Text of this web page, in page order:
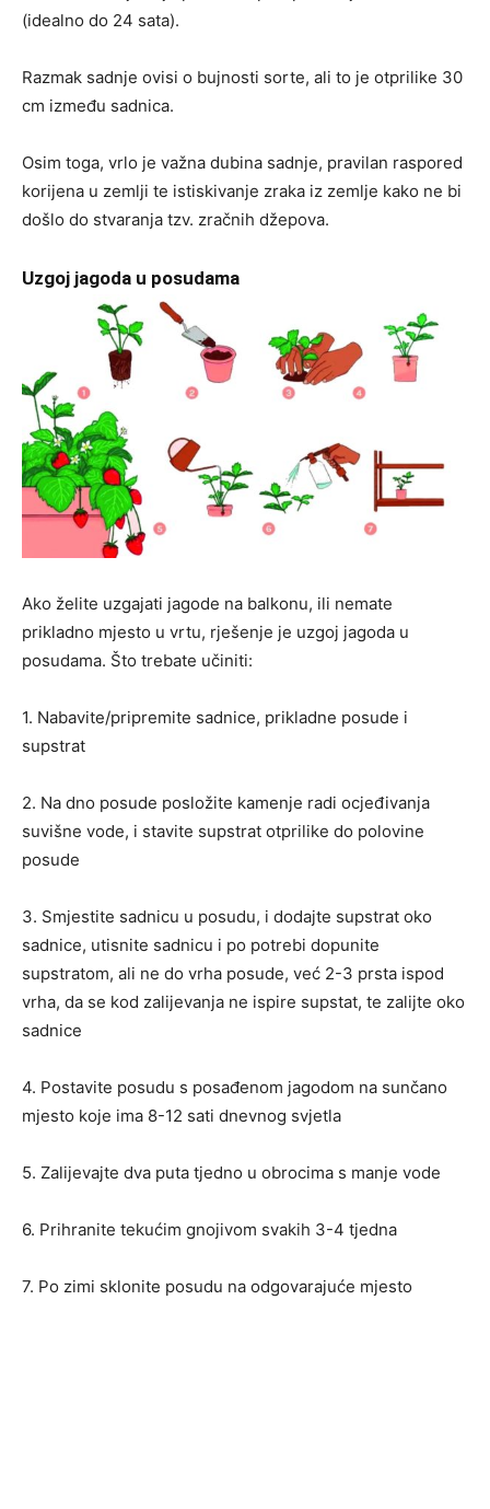
(idealno do 24 sata).
Razmak sadnje ovisi o bujnosti sorte, ali to je otprilike 30
cm između sadnica.
Osim toga, vrlo je važna dubina sadnje, pravilan raspored
korijena u zemlji te istiskivanje zraka iz zemlje kako ne bi
došlo do stvaranja tzv. zračnih džepova.
Uzgoj jagoda u posudama
Ako želite uzgajati jagode na balkonu, ili nemate
prikladno mjesto u vrtu, rješenje je uzgoj jagoda u
posudama. Što trebate učiniti:
1. Nabavite/pripremite sadnice, prikladne posude i
supstrat
2. Na dno posude posložite kamenje radi ocjeđivanja
suvišne vode, i stavite supstrat otprilike do polovine
posude
3. Smjestite sadnicu u posudu, i dodajte supstrat oko
sadnice, utisnite sadnicu i po potrebi dopunite
supstratom, ali ne do vrha posude, već 2-3 prsta ispod
vrha, da se kod zalijevanja ne ispire supstat, te zalijte oko
sadnice
4. Postavite posudu s posađenom jagodom na sunčano
mjesto koje ima 8-12 sati dnevnog svjetla
5. Zalijevajte dva puta tjedno u obrocima s manje vode
6. Prihranite tekućim gnojivom svakih 3-4 tjedna
7. Po zimi sklonite posudu na odgovarajuće mjesto